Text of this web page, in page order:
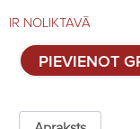
IR NOLIKTAVĀ
Būris
irbēm
MIDI
PIEVIENOT